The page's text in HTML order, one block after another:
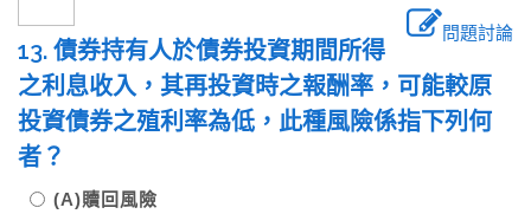
問題討論
13. 債券持有人於債券投資期間所得
之利息收入，其再投資時之報酬率，可能較原
投資債券之殖利率為低，此種風險係指下列何
者？
(A)贖回風險